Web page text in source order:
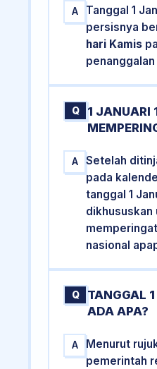
A
Tanggal 1
persisnya
hari Kamis
Q
1 JANUARI
A
Setelah
pada
tanggal 1
dikhususkan
nasional
Q
TANGGAL
ADA APA?
A
Menurut
pemerintah